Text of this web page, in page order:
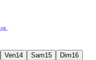
→
Ven14 Sam15 Dim16